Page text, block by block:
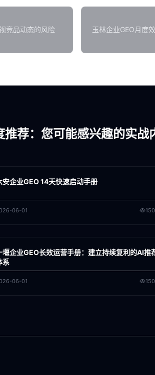
竞品动态的风险
玉林企业GEO月度
推荐：您可能感兴趣的实战
安企业GEO 14天快速启动手册
06-01
堰企业GEO长效运营手册：建立持续复利的AI推
系
06-01